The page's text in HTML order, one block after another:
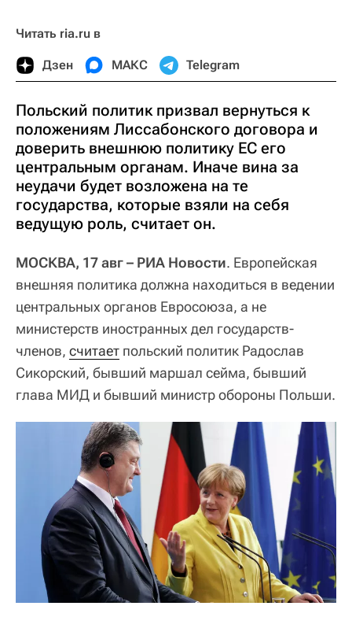
Читать ria.ru в
Дзен МАКС Telegram
Польский политик призвал вернуться к
положениям Лиссабонского договора и
доверить внешнюю политику ЕС его
центральным органам. Иначе вина за
неудачи будет возложена на те
государства, которые взяли на себя
ведущую роль, считает он.
МОСКВА, 17 авг – РИА Новости. Европейская
внешняя политика должна находиться в ведении
центральных органов Евросоюза, а не
министерств иностранных дел государств-
членов, считает польский политик Радослав
Сикорский, бывший маршал сейма, бывший
глава МИД и бывший министр обороны Польши.